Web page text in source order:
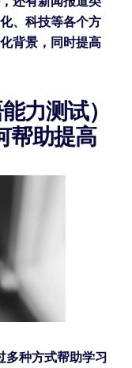
、科技等各个方
背景，同时提高
力测试）
帮助提高
种方式帮助学习